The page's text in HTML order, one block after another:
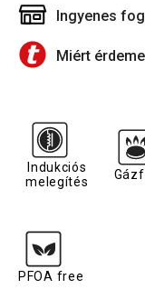
Ingyenes
Miért
Indukciós
melegítés
PFOA free